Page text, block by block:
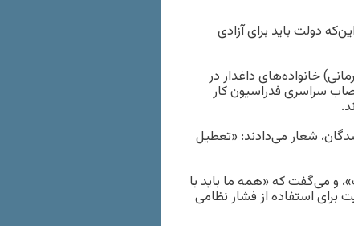
دولت باید برای آزادی
خانواده‌های داغدار در
سراسری فدراسیون کار
شعار می‌دادند: «تعطیل
و می‌گفت که «همه ما باید با
برای استفاده از فشار نظامی